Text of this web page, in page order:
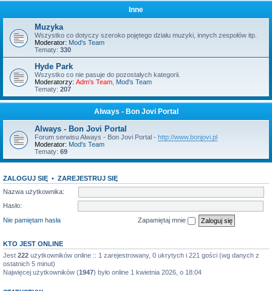
Inne
Muzyka
Wszystko co dotyczy szeroko pojętego działu muzyki, innych zespołów itp.
Moderator: Mod's Team
Tematy: 330
Hyde Park
Wszystko co nie pasuje do pozostałych kategorii.
Moderatorzy: Adm's Team Mod's Team
Tematy: 207
Always - Bon Jovi Portal
Always - Bon Jovi Portal
Forum serwisu Always - Bon Jovi Portal - http://www.bonjovi.pl
Moderator: Mod's Team
Tematy: 69
ZALOGUJ SIĘ • ZAREJESTRUJ SIĘ
Nazwa użytkownika:
Hasło:
Nie pamiętam hasła
Zapamiętaj mnie
KTO JEST ONLINE
Jest 222 użytkowników online :: 1 zarejestrowany, 0 ukrytych i 221 gości (wg danych z
ostatnich 5 minut)
Najwięcej użytkowników (1947) było online 1 kwietnia 2026, o 18:04